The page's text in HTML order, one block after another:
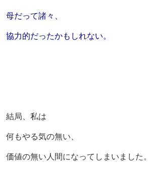
母だって諸々、
協力的だったかもしれない。
結局、私は
何もやる気の無い、
価値の無い人間になってしまいました。